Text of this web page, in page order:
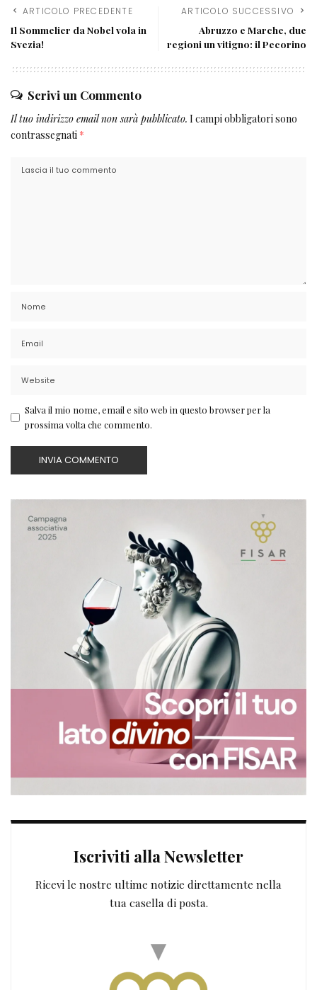
ARTICOLO PRECEDENTE
Il Sommelier da Nobel vola in
Svezia!
ARTICOLO SUCCESSIVO
Abruzzo e Marche, due
regioni un vitigno: il Pecorino
Scrivi un Commento
Il tuo indirizzo email non sarà pubblicato. I campi obbligatori sono
contrassegnati *
Salva il mio nome, email e sito web in questo browser per la
prossima volta che commento.
Iscriviti alla Newsletter
Ricevi le nostre ultime notizie direttamente nella
tua casella di posta.